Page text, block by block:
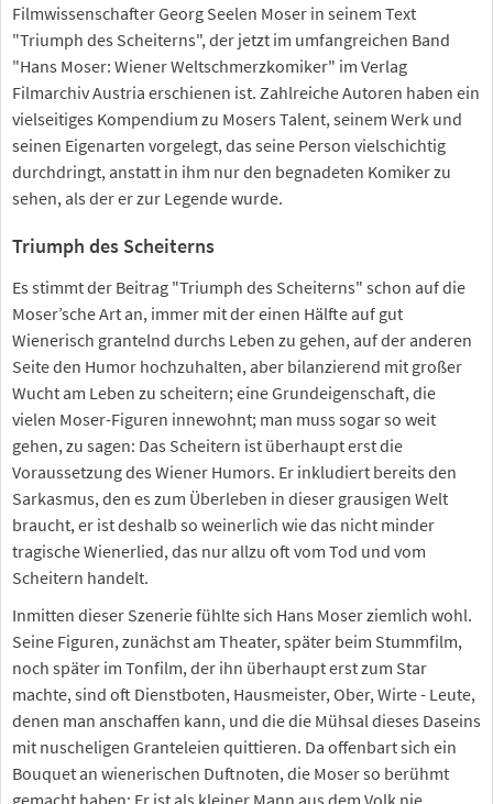
Filmwissenschafter Georg Seelen Moser in seinem Text
"Triumph des Scheiterns", der jetzt im umfangreichen Band
"Hans Moser: Wiener Weltschmerzkomiker" im Verlag
Filmarchiv Austria erschienen ist. Zahlreiche Autoren haben ein
vielseitiges Kompendium zu Mosers Talent, seinem Werk und
seinen Eigenarten vorgelegt, das seine Person vielschichtig
durchdringt, anstatt in ihm nur den begnadeten Komiker zu
sehen, als der er zur Legende wurde.
Triumph des Scheiterns
Es stimmt der Beitrag "Triumph des Scheiterns" schon auf die
Moser’sche Art an, immer mit der einen Hälfte auf gut
Wienerisch grantelnd durchs Leben zu gehen, auf der anderen
Seite den Humor hochzuhalten, aber bilanzierend mit großer
Wucht am Leben zu scheitern; eine Grundeigenschaft, die
vielen Moser-Figuren innewohnt; man muss sogar so weit
gehen, zu sagen: Das Scheitern ist überhaupt erst die
Voraussetzung des Wiener Humors. Er inkludiert bereits den
Sarkasmus, den es zum Überleben in dieser grausigen Welt
braucht, er ist deshalb so weinerlich wie das nicht minder
tragische Wienerlied, das nur allzu oft vom Tod und vom
Scheitern handelt.
Inmitten dieser Szenerie fühlte sich Hans Moser ziemlich wohl.
Seine Figuren, zunächst am Theater, später beim Stummfilm,
noch später im Tonfilm, der ihn überhaupt erst zum Star
machte, sind oft Dienstboten, Hausmeister, Ober, Wirte - Leute,
denen man anschaffen kann, und die die Mühsal dieses Daseins
mit nuscheligen Granteleien quittieren. Da offenbart sich ein
Bouquet an wienerischen Duftnoten, die Moser so berühmt
gemacht haben: Er ist als kleiner Mann aus dem Volk nie